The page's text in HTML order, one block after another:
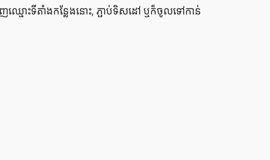
មោះ​ទីតាំង​កន្លែង​នោះ, ភ្ជាប់​ទិសដៅ ឬ​ក៏​ចូល​ទៅ​កាន់